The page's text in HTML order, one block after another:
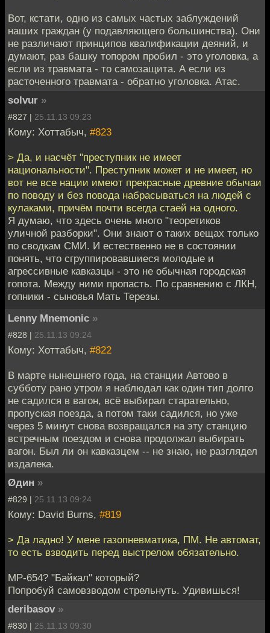
Вот, кстати, одно из самых частых заблуждений
наших граждан (у подавляющего большинства). Они
не различают принципов квалификации деяний, и
думают, раз башку топором пробил - это уголовка, а
если из травмата - то самозащита. А если из
расточенного травмата - обратно уголовка. Атас.
solvur »
#827 | 25.11.13 09:23
Кому: Хоттабыч, #823
> Да, и насчёт "преступник не имеет
национальности". Преступник может и не имеет, но
вот не все нации имеют прекрасные древние обычаи
по поводу и без повода набрасываться на людей с
кулаками, причём почти всегда стаей на одного.
Я думаю, что здесь очень много "теоретиков
уличной разборки". Они знают о таких вещах только
по сводкам СМИ. И естественно не в состоянии
понять, что сгруппировавшиеся молодые и
агрессивные кавказцы - это не обычная городская
гопота. Между ними пропасть. По сравнению с ЛКН,
гопники - сыновья Мать Терезы.
Lenny Mnemonic »
#828 | 25.11.13 09:24
Кому: Хоттабыч, #822
В марте нынешнего года, на станции Автово в
субботу рано утром я наблюдал как один тип долго
не садился в вагон, всё выбирал старательно,
пропуская поезда, а потом таки садился, но уже
через 5 минут снова возвращался на эту станцию
встречным поездом и снова продолжал выбирать
вагон. Был ли он кавказцем -- не знаю, не разглядел
издалека.
Øдин »
#829 | 25.11.13 09:24
Кому: David Burns, #819
> Да ладно! У мене газопневматика, ПМ. Не автомат,
то есть взводить перед выстрелом обязательно.
MP-654? "Байкал" который?
Попробуй самовзводом стрельнуть. Удивишься!
deribasov »
#830 | 25.11.13 09:30